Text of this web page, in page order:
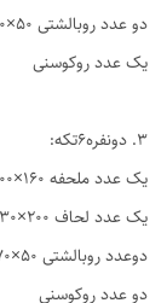
دو عدد روبالشتی ۵۰×۷۰ سانتی‌متر
یک عدد روکوسنی
3. دو‌نفره6تکه:
یک عدد ملحفه ۱۶۰×۲۰۰ سانتی‌متر
یک عدد لحاف ۲۰۰×۲۳۰ سانتی‌متر
دوعدد روبالشتی ۵۰×۷۰ سانتی‌متر
دو عدد روکوسنی